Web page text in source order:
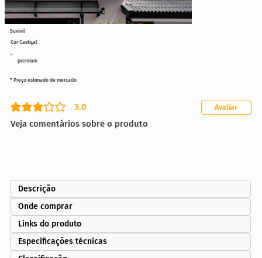
premium
Cor Castiçal
3.0
classificação média é 3 de 5
Veja comentários sobre o produto
Avaliar
* Preço estimado de mercado
Suvinil
Descrição
Onde comprar
Links do produto
Especificações técnicas